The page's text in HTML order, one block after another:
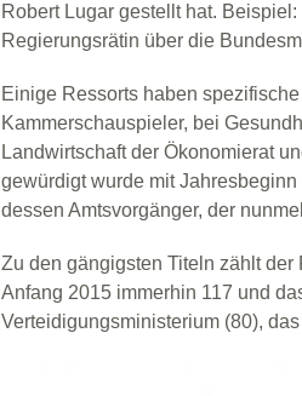
Robert Lugar gestellt hat.
Regierungsrätin über die
Einige Ressorts haben
Kammerschauspieler, bei
Landwirtschaft der Ökonomierat
gewürdigt wurde mit
dessen Amtsvorgänger, der
Zu den gängigsten Titeln zählt
Anfang 2015 immerhin 117 und
Verteidigungsministerium (80),